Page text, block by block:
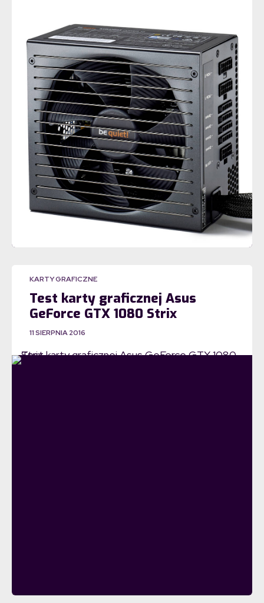
KARTY GRAFICZNE
Test karty graficznej Asus
GeForce GTX 1080 Strix
11 SIERPNIA 2016